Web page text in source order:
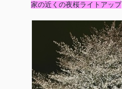
家の近くの夜桜ライトアップ